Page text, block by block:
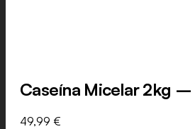
Caseína Micelar 2kg –
49,99 €